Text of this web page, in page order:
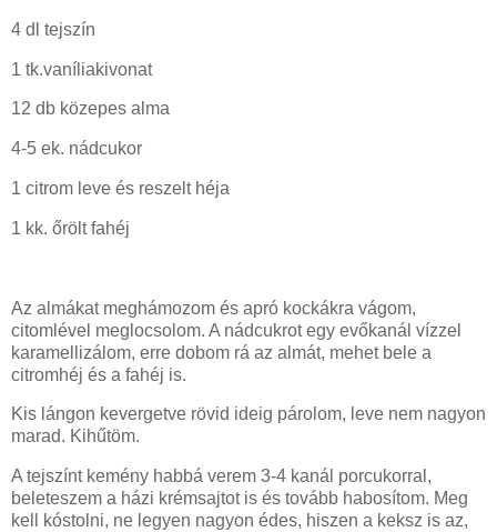
4 dl tejszín
1 tk.vaníliakivonat
12 db közepes alma
4-5 ek. nádcukor
1 citrom leve és reszelt héja
1 kk. őrölt fahéj
Az almákat meghámozom és apró kockákra vágom,
citomlével meglocsolom. A nádcukrot egy evőkanál vízzel
karamellizálom, erre dobom rá az almát, mehet bele a
citromhéj és a fahéj is.
Kis lángon kevergetve rövid ideig párolom, leve nem nagyon
marad. Kihűtöm.
A tejszínt kemény habbá verem 3-4 kanál porcukorral,
beleteszem a házi krémsajtot is és tovább habosítom. Meg
kell kóstolni, ne legyen nagyon édes, hiszen a keksz is az,